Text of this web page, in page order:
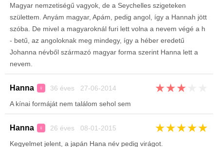
Magyar nemzetiségű vagyok, de a Seychelles szigeteken
születtem. Anyám magyar, Apám, pedig angol, így a Hannah jött
szóba. De mivel a magyaroknál furi lett volna a nevem végé a h
- betű, az angoloknak meg mindegy, így a héber eredetű
Johanna névből származó magyar forma szerint Hanna lett a
nevem.
Hanna ♀ 36 éves 27-06-2014 ★★★
A kínai formáját nem találom sehol sem
Hanna ♀ 26 éves 08-01-2015 ★★★★★
Kegyelmet jelent, a japán Hana név pedig virágot.